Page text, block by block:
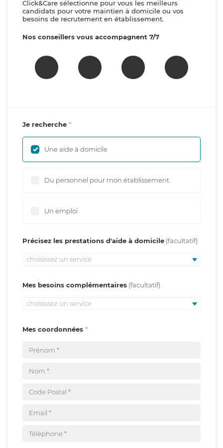
Click&Care sélectionne pour vous les meilleurs
candidats pour votre maintien à domicile ou vos
besoins de recrutement en établissement.
Nos conseillers vous accompagnent 7/7
Je recherche
Une aide à domicile
Du personnel pour mon établissement
Un emploi
Précisez les prestations d'aide à domicile
choisissez un service
Mes besoins complémentaires
choisissez un service
Mes coordonnées